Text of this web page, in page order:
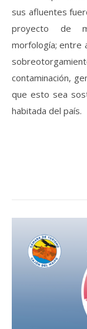
sus afluentes
proyecto de
morfología; entre
contaminación,
que esto sea
habitada del país.